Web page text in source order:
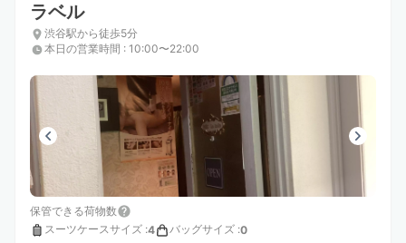
ラベル
渋谷駅から徒歩5分
本日の営業時間 : 10:00〜22:00
保管できる荷物数
スーツケースサイズ :4 バッグサイズ :0